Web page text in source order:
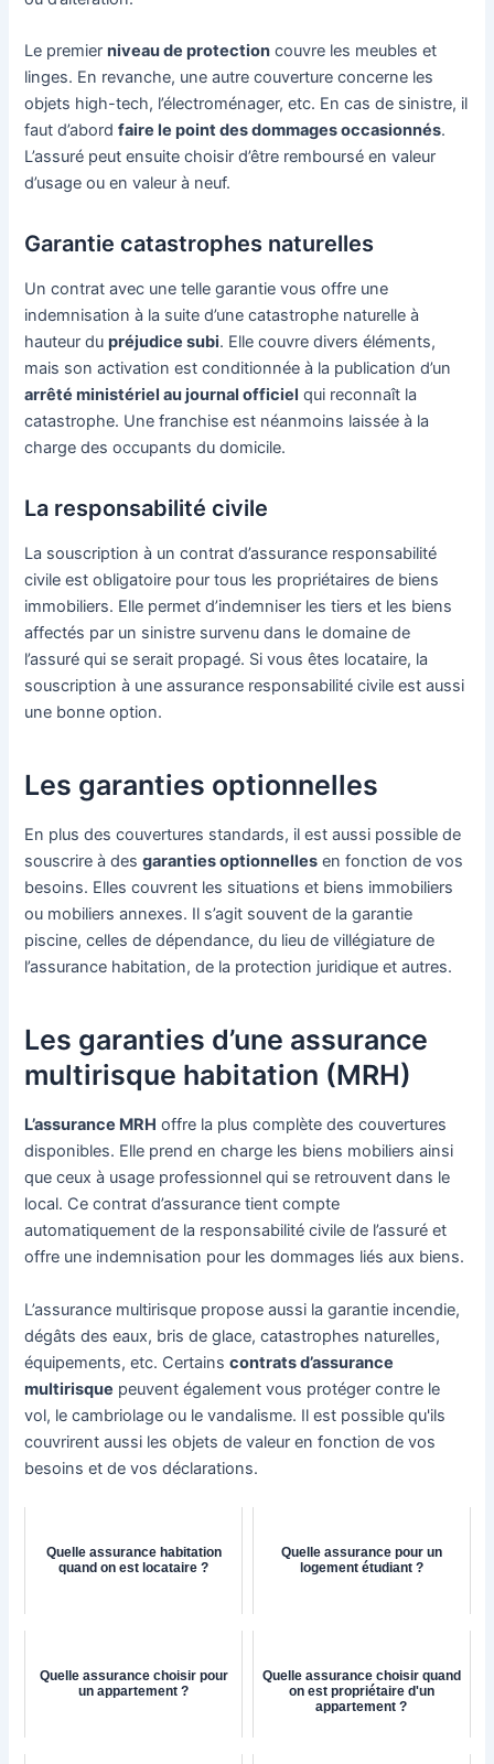
Le premierniveau de protection couvre les meubles et
linges. En revanche, une autre couverture concerne les
objets high-tech, l’électroménager, etc. En cas de sinistre, il
faut d’abordfaire le point des dommages occasionnés.
L’assuré peut ensuite choisir d’être remboursé en valeur
d’usage ou en valeur à neuf.
Garantie catastrophes naturelles
Un contrat avec une telle garantie vous offre une
indemnisation à la suite d’une catastrophe naturelle à
hauteur dupréjudice subi. Elle couvre divers éléments,
mais son activation est conditionnée à la publication d’un
arrêté ministériel au journal officiel qui reconnaît la
catastrophe. Une franchise est néanmoins laissée à la
charge des occupants du domicile.
La responsabilité civile
La souscription à un contrat d’assurance responsabilité
civile est obligatoire pour tous les propriétaires de biens
immobiliers. Elle permet d’indemniser les tiers et les biens
affectés par un sinistre survenu dans le domaine de
l’assuré qui se serait propagé. Si vous êtes locataire, la
souscription à une assurance responsabilité civile est aussi
une bonne option.
Les garanties optionnelles
En plus des couvertures standards, il est aussi possible de
souscrire à desgaranties optionnelles en fonction de vos
besoins. Elles couvrent les situations et biens immobiliers
ou mobiliers annexes. Il s’agit souvent de la garantie
piscine, celles de dépendance, du lieu de villégiature de
l’assurance habitation, de la protection juridique et autres.
Les garanties d’une assurance
multirisque habitation (MRH)
L’assurance MRH offre la plus complète des couvertures
disponibles. Elle prend en charge les biens mobiliers ainsi
que ceux à usage professionnel qui se retrouvent dans le
local. Ce contrat d’assurance tient compte
automatiquement de la responsabilité civile de l’assuré et
offre une indemnisation pour les dommages liés aux biens.
L’assurance multirisque propose aussi la garantie incendie,
dégâts des eaux, bris de glace, catastrophes naturelles,
équipements, etc. Certainscontrats d’assurance
multirisque peuvent également vous protéger contre le
vol, le cambriolage ou le vandalisme. Il est possible qu'ils
couvrirent aussi les objets de valeur en fonction de vos
besoins et de vos déclarations.
Quelle assurance habitation
quand on est locataire ?
Quelle assurance pour un
logement étudiant ?
Quelle assurance choisir pour
un appartement ?
Quelle assurance choisir quand
on est propriétaire d'un
appartement ?